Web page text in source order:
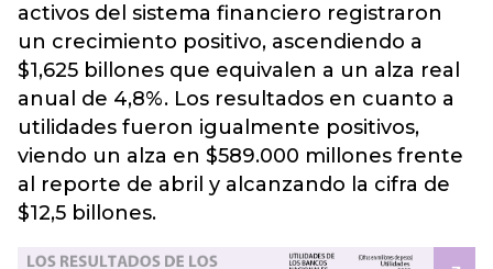
activos del sistema financiero registraron
un crecimiento positivo, ascendiendo a
$1,625 billones que equivalen a un alza real
anual de 4,8%. Los resultados en cuanto a
utilidades fueron igualmente positivos,
viendo un alza en $589.000 millones frente
al reporte de abril y alcanzando la cifra de
$12,5 billones.